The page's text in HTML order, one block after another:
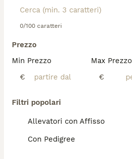
0/100 caratteri
Prezzo
Min Prezzo
€
Max Prezzo
€
Filtri popolari
Allevatori con Affisso
Con Pedigree